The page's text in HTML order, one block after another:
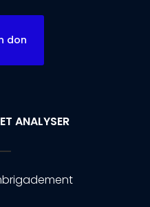
don
ANALYSER